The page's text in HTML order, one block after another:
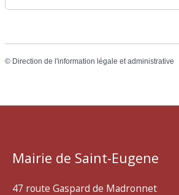
© Direction de l'information légale et administrative
Mairie de Saint-Eugene
47 route Gaspard de Madronnet